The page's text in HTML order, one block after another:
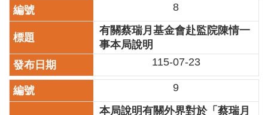
回
首
頁
網
站
導
8
有關蔡瑞月基金會赴監院陳情一
事本局說明
115-07-23
9
本局說明有關外界對於「蔡瑞月